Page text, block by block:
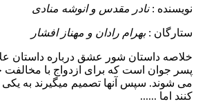
نويسنده :نادر مقدس و انوشه منادی
ستارگان :بهرام رادان و مهناز افشار
خلاصه داستان شور عشق درباره داستان
پسر جوان است که برای ازدواج با مخالفت
می شوند. سپس آنها تصمیم میگیرند به
کنند اما ......